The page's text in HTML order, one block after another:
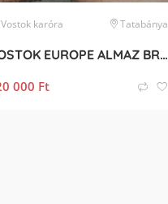
Vostok karóra Tatabánya
VOSTOK EUROPE ALMAZ BRONZE 200m
000 Ft